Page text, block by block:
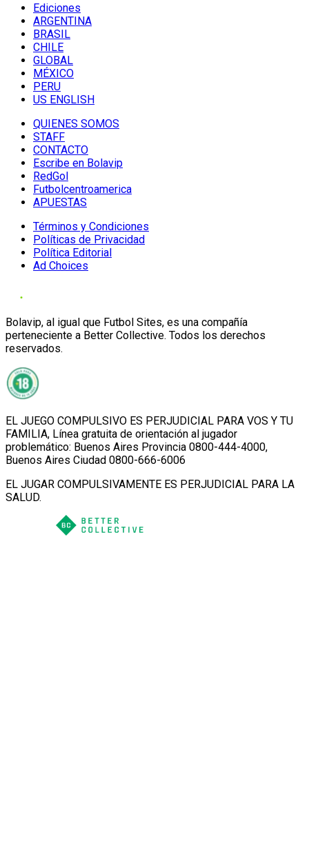
Ediciones
ARGENTINA
BRASIL
CHILE
GLOBAL
MÉXICO
PERU
US ENGLISH
QUIENES SOMOS
STAFF
CONTACTO
Escribe en Bolavip
RedGol
Futbolcentroamerica
APUESTAS
Términos y Condiciones
Políticas de Privacidad
Política Editorial
Ad Choices
Bolavip, al igual que Futbol Sites, es una compañía
perteneciente a Better Collective. Todos los derechos
reservados.
EL JUEGO COMPULSIVO ES PERJUDICIAL PARA VOS Y TU
FAMILIA, Línea gratuita de orientación al jugador
problemático: Buenos Aires Provincia 0800-444-4000,
Buenos Aires Ciudad 0800-666-6006
EL JUGAR COMPULSIVAMENTE ES PERJUDICIAL PARA LA
SALUD.